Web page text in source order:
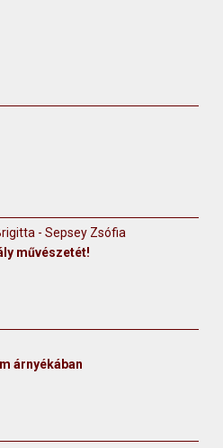
- Sepsey Zsófia
művészetét!
árnyékában